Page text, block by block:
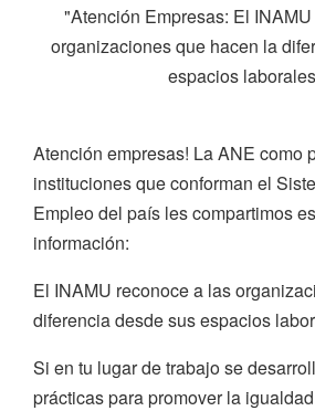
"Atención Empresas: El
organizaciones que hacen la
espacios
Atención empresas! La ANE como
instituciones que conforman el
Empleo del país les compartimos
información:
El INAMU reconoce a las
diferencia desde sus espacios
Si en tu lugar de trabajo se
prácticas para promover la